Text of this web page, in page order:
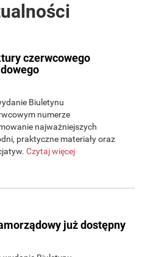
czerwcowego
Biuletynu
numerze
najważniejszych
praktyczne materiały oraz
Czytaj więcej
już dostępny